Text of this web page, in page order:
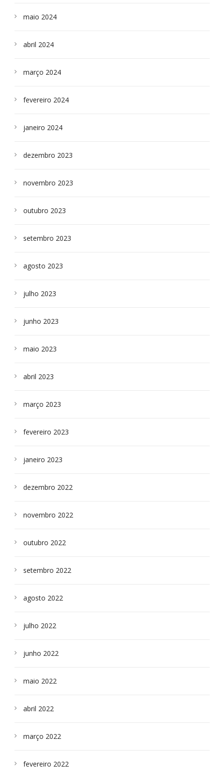
maio 2024
abril 2024
março 2024
fevereiro 2024
janeiro 2024
dezembro 2023
novembro 2023
outubro 2023
setembro 2023
agosto 2023
julho 2023
junho 2023
maio 2023
abril 2023
março 2023
fevereiro 2023
janeiro 2023
dezembro 2022
novembro 2022
outubro 2022
setembro 2022
agosto 2022
julho 2022
junho 2022
maio 2022
abril 2022
março 2022
fevereiro 2022